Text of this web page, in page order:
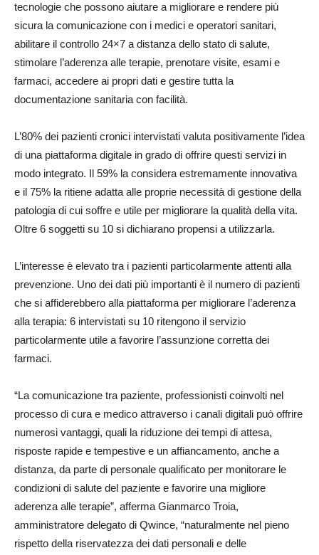
tecnologie che possono aiutare a migliorare e rendere più
sicura la comunicazione con i medici e operatori sanitari,
abilitare il controllo 24×7 a distanza dello stato di salute,
stimolare l’aderenza alle terapie, prenotare visite, esami e
farmaci, accedere ai propri dati e gestire tutta la
documentazione sanitaria con facilità.
L’80% dei pazienti cronici intervistati valuta positivamente l’idea
di una piattaforma digitale in grado di offrire questi servizi in
modo integrato. Il 59% la considera estremamente innovativa
e il 75% la ritiene adatta alle proprie necessità di gestione della
patologia di cui soffre e utile per migliorare la qualità della vita.
Oltre 6 soggetti su 10 si dichiarano propensi a utilizzarla.
L’interesse è elevato tra i pazienti particolarmente attenti alla
prevenzione. Uno dei dati più importanti è il numero di pazienti
che si affiderebbero alla piattaforma per migliorare l’aderenza
alla terapia: 6 intervistati su 10 ritengono il servizio
particolarmente utile a favorire l’assunzione corretta dei
farmaci.
“La comunicazione tra paziente, professionisti coinvolti nel
processo di cura e medico attraverso i canali digitali può offrire
numerosi vantaggi, quali la riduzione dei tempi di attesa,
risposte rapide e tempestive e un affiancamento, anche a
distanza, da parte di personale qualificato per monitorare le
condizioni di salute del paziente e favorire una migliore
aderenza alle terapie”, afferma Gianmarco Troia,
amministratore delegato di Qwince, “naturalmente nel pieno
rispetto della riservatezza dei dati personali e delle